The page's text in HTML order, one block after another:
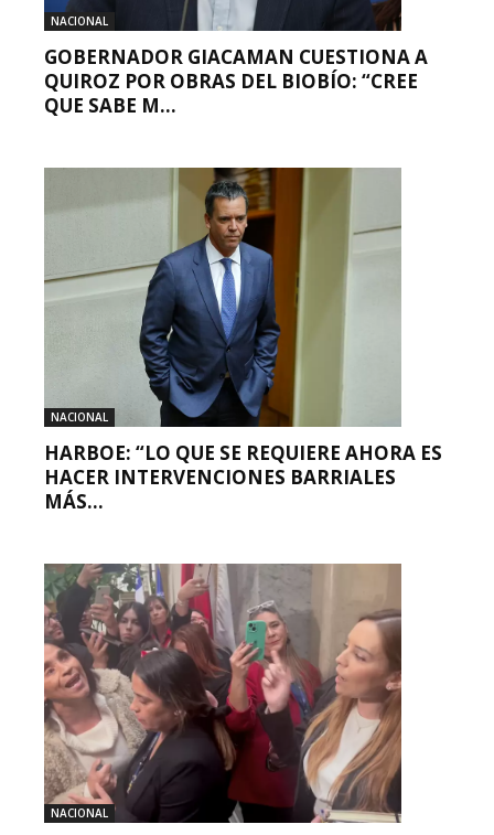
NACIONAL
GOBERNADOR GIACAMAN CUESTIONA A
QUIROZ POR OBRAS DEL BIOBÍO: “CREE
QUE SABE M...
NACIONAL
HARBOE: “LO QUE SE REQUIERE AHORA ES
HACER INTERVENCIONES BARRIALES
MÁS...
NACIONAL